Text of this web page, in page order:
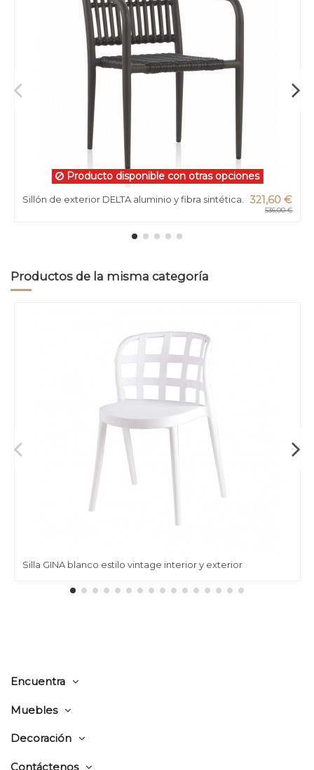
Producto disponible con otras opciones
Sillón de exterior DELTA aluminio y fibra sintética. 321,60 €
536,00 €
Productos de la misma categoría
Silla GINA blanco estilo vintage interior y exterior
Encuentra
Muebles
Decoración
Contáctenos